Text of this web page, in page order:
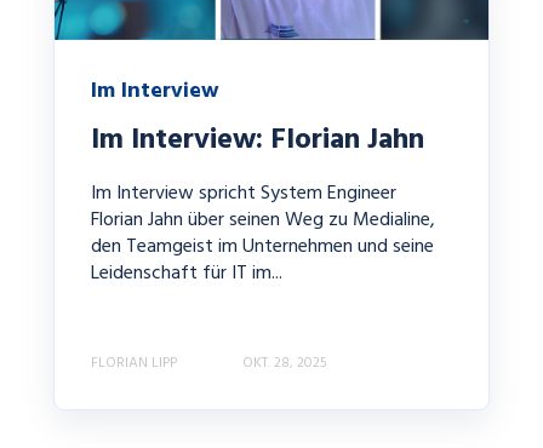
Im Interview
Im Interview: Florian Jahn
Im Interview spricht System Engineer
Florian Jahn über seinen Weg zu Medialine,
den Teamgeist im Unternehmen und seine
Leidenschaft für IT im...
FLORIAN LIPP OKT. 28, 2025